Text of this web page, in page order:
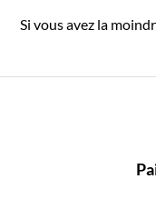
Si vous avez la